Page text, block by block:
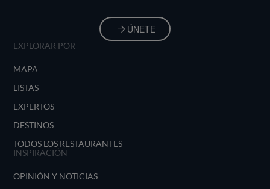
ÚNETE
EXPLORAR POR
MAPA
LISTAS
EXPERTOS
DESTINOS
TODOS LOS RESTAURANTES
INSPIRACIÓN
OPINIÓN Y NOTICIAS